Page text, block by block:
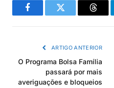
FacebookTwitter
ARTIGO ANTERIOR
O Programa Bolsa Família
passará por mais
averiguações e bloqueios